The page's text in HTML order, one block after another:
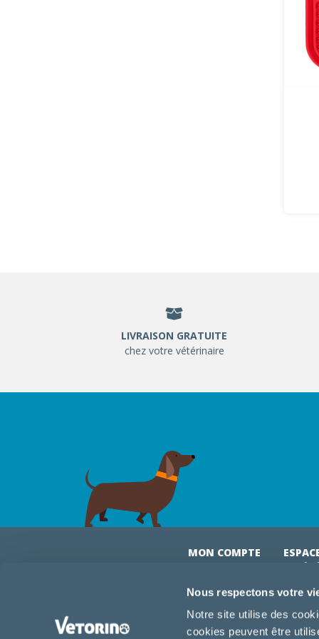
Nous respectons votre
Notre site utilise des
cookies peuvent être
LIVRAISON GRATUITE
chez votre vétérinaire
MON COMPTE
Mon compte
Mes commandes
Mes abonnements
&